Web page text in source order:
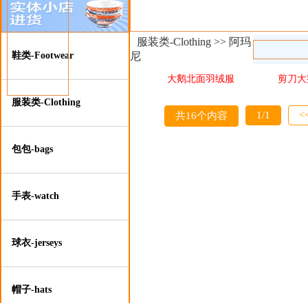
鞋类-Footwear
服装类-Clothing
包包-bags
手表-watch
球衣-jerseys
帽子-hats
服装类-Clothing >> 阿玛
尼
大鹅北面羽绒服 剪刀
批
共16个内容 1/1